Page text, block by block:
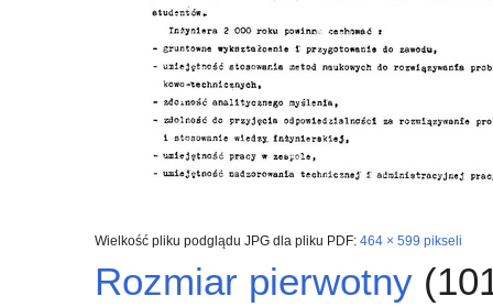
Wielkość pliku podglądu JPG dla pliku PDF: 464 × 599 pikseli
Rozmiar pierwotny